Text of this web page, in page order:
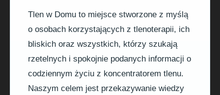
Tlen w Domu to miejsce stworzone z myślą
o osobach korzystających z tlenoterapii, ich
bliskich oraz wszystkich, którzy szukają
rzetelnych i spokojnie podanych informacji o
codziennym życiu z koncentratorem tlenu.
Naszym celem jest przekazywanie wiedzy